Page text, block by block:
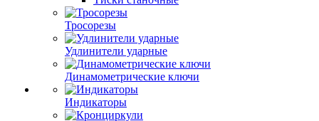
Тросорезы
Удлинители ударные
Динамометрические ключи
Индикаторы